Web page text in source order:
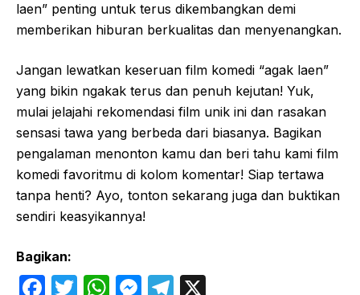
laen” penting untuk terus dikembangkan demi
memberikan hiburan berkualitas dan menyenangkan.
Jangan lewatkan keseruan film komedi “agak laen”
yang bikin ngakak terus dan penuh kejutan! Yuk,
mulai jelajahi rekomendasi film unik ini dan rasakan
sensasi tawa yang berbeda dari biasanya. Bagikan
pengalaman menonton kamu dan beri tahu kami film
komedi favoritmu di kolom komentar! Siap tertawa
tanpa henti? Ayo, tonton sekarang juga dan buktikan
sendiri keasyikannya!
Bagikan:
F T W M T